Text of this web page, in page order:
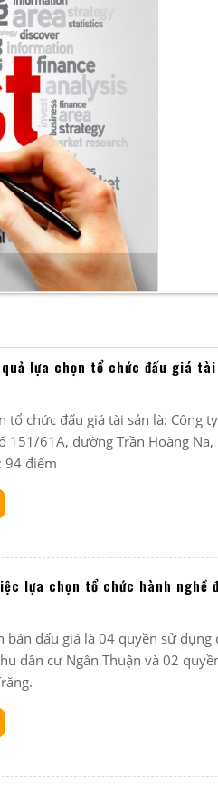
lựa chọn tổ chức đấu giá tài
tổ chức đấu giá tài sản là: Công
151/61A, đường Trần Hoàng
94 điểm
lựa chọn tổ chức hành nghề
bán đấu giá là 04 quyền sử
dân cư Ngân Thuận và 02